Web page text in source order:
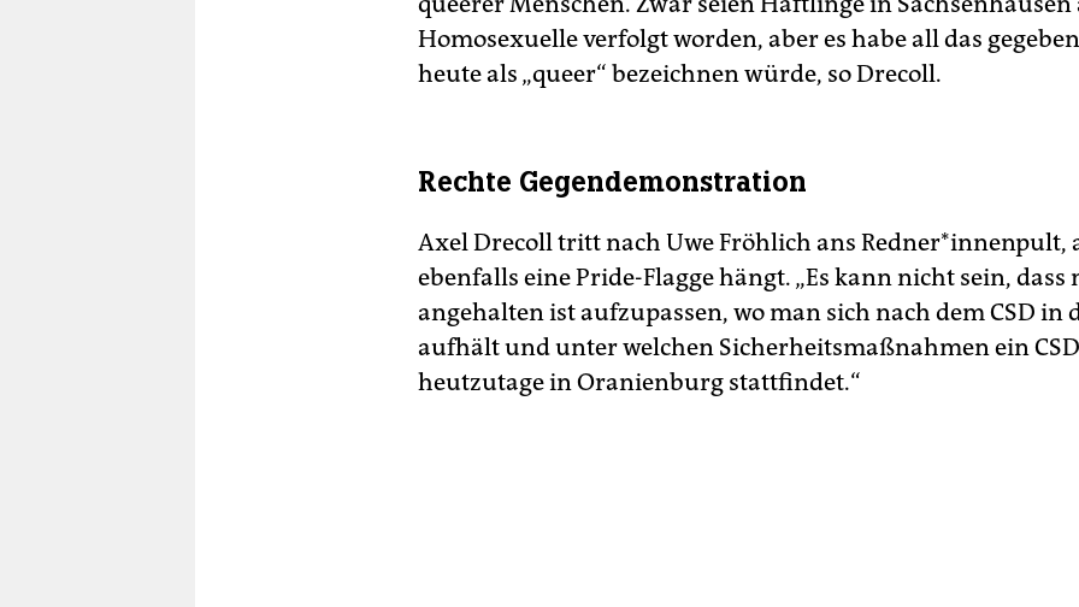
Homosexuelle verfolgt worden, aber es habe all das
heute als „queer“ bezeichnen würde, so Drecoll.
Rechte Gegendemonstration
Axel Drecoll tritt nach Uwe Fröhlich ans Redner*innenpult,
ebenfalls eine Pride-Flagge hängt. „Es kann nicht sein, dass
angehalten ist aufzupassen, wo man sich nach dem CSD in
aufhält und unter welchen Sicherheitsmaßnahmen ein CSD
heutzutage in Oranienburg stattfindet.“